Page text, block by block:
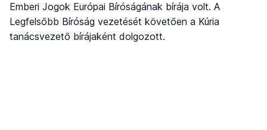
Emberi Jogok Európai Bíróságának bírája volt. A
Legfelsőbb Bíróság vezetését követően a Kúria
tanácsvezető bírájaként dolgozott.